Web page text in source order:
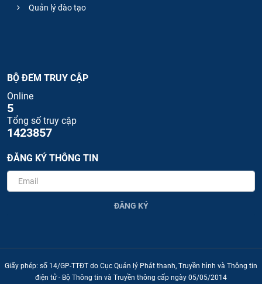
Quản lý đào tạo
BỘ ĐẾM TRUY CẬP
Online
5
Tổng số truy cập
1423857
ĐĂNG KÝ THÔNG TIN
ĐĂNG KÝ
Giấy phép: số 14/GP-TTĐT do Cục Quản lý Phát thanh, Truyền hình và Thông tin
điện tử - Bộ Thông tin và Truyền thông cấp ngày 05/05/2014